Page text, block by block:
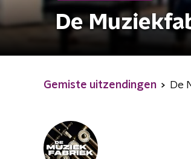
De
Gemiste uitzendingen De